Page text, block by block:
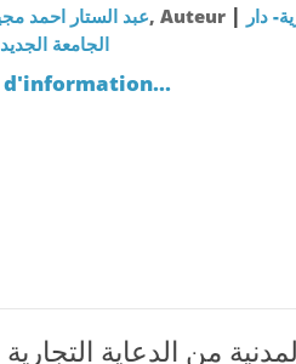
عبد الستار احمد, Auteur | دار
الجامعة
d'information...
من الدعاية التجارية